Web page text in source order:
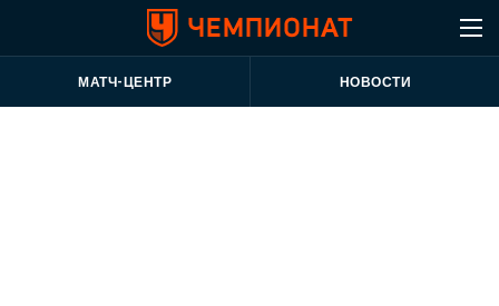
МАТЧ-ЦЕНТР НОВОСТИ